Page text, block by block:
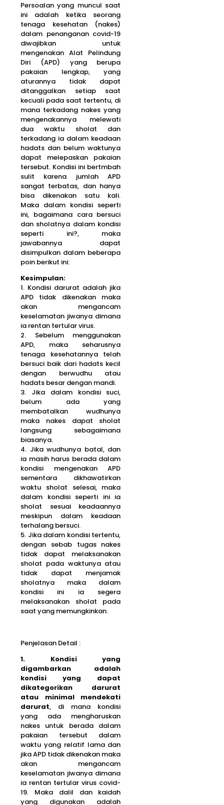
Persoalan yang muncul saat
ini adalah ketika seorang
tenaga kesehatan (nakes)
dalam penanganan covid-19
diwajibkan untuk
mengenakan Alat Pelindung
Diri (APD) yang berupa
pakaian lengkap, yang
aturannya tidak dapat
ditanggalkan setiap saat
kecuali pada saat tertentu, di
mana terkadang nakes yang
mengenakannya melewati
dua waktu sholat dan
terkadang ia dalam keadaan
hadats dan belum waktunya
dapat melepaskan pakaian
tersebut. Kondisi ini bertmbah
sulit karena jumlah APD
sangat terbatas, dan hanya
bisa dikenakan satu kali.
Maka dalam kondisi seperti
ini, bagaimana cara bersuci
dan sholatnya dalam kondisi
seperti ini?, maka
jawabannya dapat
disimpulkan dalam beberapa
poin berikut ini:
Kesimpulan:
1. Kondisi darurat adalah jika
APD tidak dikenakan maka
akan mengancam
keselamatan jiwanya dimana
ia rentan tertular virus.
2. Sebelum menggunakan
APD, maka seharusnya
tenaga kesehatannya telah
bersuci baik dari hadats kecil
dengan berwudhu atau
hadats besar dengan mandi.
3. Jika dalam kondisi suci,
belum ada yang
membatalkan wudhunya
maka nakes dapat sholat
langsung sebagaimana
biasanya.
4. Jika wudhunya batal, dan
ia masih harus berada dalam
kondisi mengenakan APD
sementara dikhawatirkan
waktu sholat selesai, maka
dalam kondisi seperti ini ia
sholat sesuai keadaannya
meskipun dalam keadaan
terhalang bersuci.
5. Jika dalam kondisi tertentu,
dengan sebab tugas nakes
tidak dapat melaksanakan
sholat pada waktunya atau
tidak dapat menjamak
sholatnya maka dalam
kondisi ini ia segera
melaksanakan sholat pada
saat yang memungkinkan.
Penjelasan Detail :
1. Kondisi yang
digambarkan adalah
kondisi yang dapat
dikategorikan darurat
atau minimal mendekati
darurat, di mana kondisi
yang ada mengharuskan
nakes untuk berada dalam
pakaian tersebut dalam
waktu yang relatif lama dan
jika APD tidak dikenakan maka
akan mengancam
keselamatan jiwanya dimana
ia rentan tertular virus covid-
19. Maka dalil dan kaidah
yang digunakan adalah